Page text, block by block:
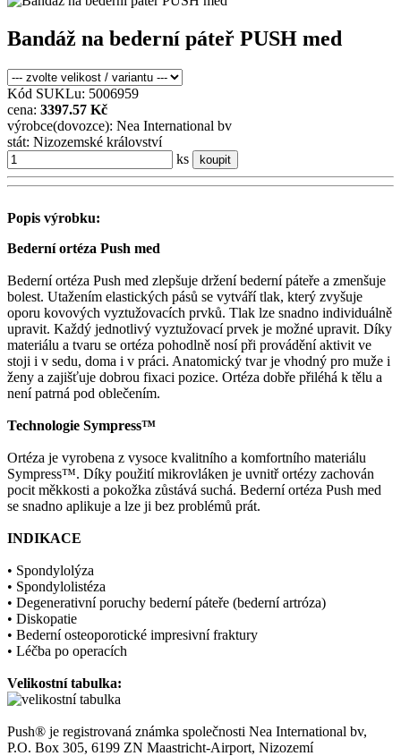
Bandáž na bederní páteř PUSH med
Kód SUKLu: 5006959
cena: 3397.57 Kč
výrobce(dovozce): Nea International bv
stát: Nizozemské království
ks
koupit
Popis výrobku:
Bederní ortéza Push med
Bederní ortéza Push med zlepšuje držení bederní páteře a zmenšuje
bolest. Utažením elastických pásů se vytváří tlak, který zvyšuje
oporu kovových vyztužovacích prvků. Tlak lze snadno individuálně
upravit. Každý jednotlivý vyztužovací prvek je možné upravit. Díky
materiálu a tvaru se ortéza pohodlně nosí při provádění aktivit ve
stoji i v sedu, doma i v práci. Anatomický tvar je vhodný pro muže i
ženy a zajišťuje dobrou fixaci pozice. Ortéza dobře přiléhá k tělu a
není patrná pod oblečením.
Technologie Sympress™
Ortéza je vyrobena z vysoce kvalitního a komfortního materiálu
Sympress™. Díky použití mikrovláken je uvnitř ortézy zachován
pocit měkkosti a pokožka zůstává suchá. Bederní ortéza Push med
se snadno aplikuje a lze ji bez problémů prát.
INDIKACE
• Spondylolýza
• Spondylolistéza
• Degenerativní poruchy bederní páteře (bederní artróza)
• Diskopatie
• Bederní osteoporotické impresivní fraktury
• Léčba po operacích
Velikostní tabulka:
Push® je registrovaná známka společnosti Nea International bv,
P.O. Box 305, 6199 ZN Maastricht-Airport, Nizozemí